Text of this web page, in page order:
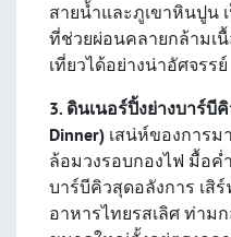
สายน้ำและภูเขาหินปูน
ที่ช่วยผ่อนคลายกล้ามเ
เที่ยวได้อย่างน่าอัศจรรย์
3. ดินเนอร์ปิ้งย่างบาร์บี
Dinner) เสน่ห์ของการม
ล้อมวงรอบกองไฟ มื้อค่
บาร์บีคิวสุดอลังการ เสิ
อาหารไทยรสเลิศ ท่าม